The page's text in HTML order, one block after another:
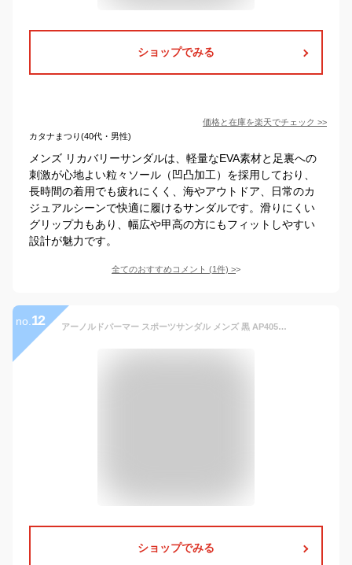
ショップでみる
価格と在庫を楽天でチェック >>
カタナまつり(40代・男性)
メンズ リカバリーサンダルは、軽量なEVA素材と足裏への
刺激が心地よい粒々ソール（凹凸加工）を採用しており、
長時間の着用でも疲れにくく、海やアウトドア、日常のカ
ジュアルシーンで快適に履けるサンダルです。滑りにくい
グリップ力もあり、幅広や甲高の方にもフィットしやすい
設計が魅力です。
全てのおすすめコメント (1件) >
no. 12 アーノルドパーマー スポーツサンダル メンズ 黒 AP4051 ベルクロ サンダル おしゃれ 歩きやすい 痛くない 脱げない 走れる ストラップ アウトドア プール 海 スポサン 春 夏 靴【2304】送料無料
ショップでみる